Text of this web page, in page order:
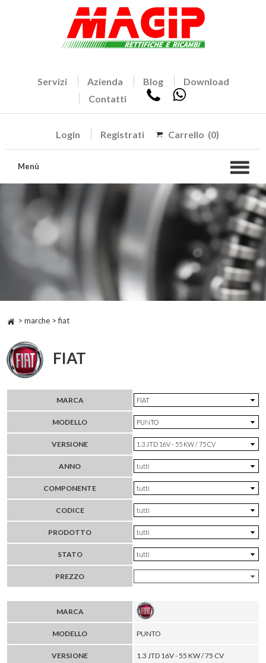
Servizi Azienda Blog
Download
Contatti
Login Registrati Carrello (0)
Menù
> marche > fiat
FIAT
MARCA
MODELLO
VERSIONE
ANNO
COMPONENTE
CODICE
PRODOTTO
STATO
PREZZO
MARCA
MODELLO PUNTO
VERSIONE 1.3 JTD 16V - 55 KW / 75 CV